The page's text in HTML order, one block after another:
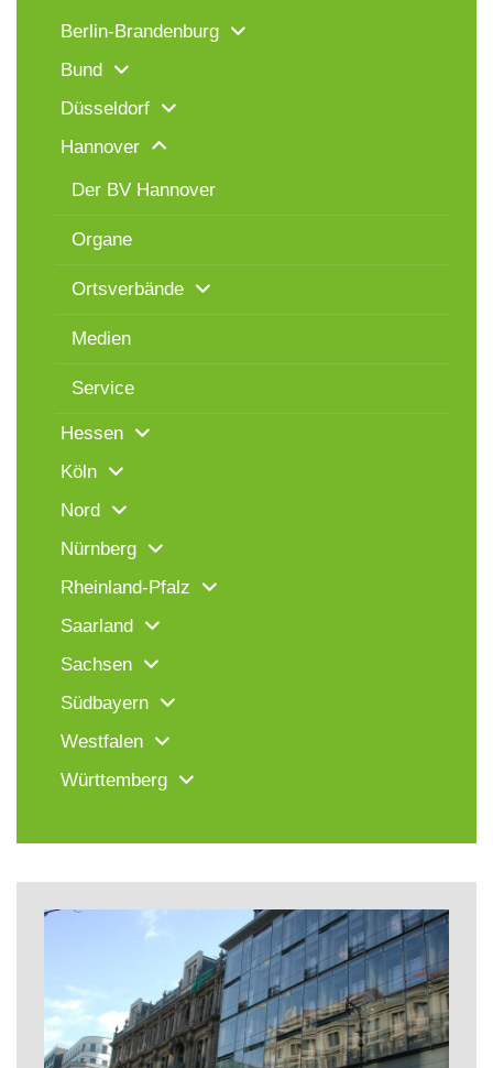
Berlin-Brandenburg
Bund
Düsseldorf
Hannover
Der BV Hannover
Organe
Ortsverbände
Medien
Service
Hessen
Köln
Nord
Nürnberg
Rheinland-Pfalz
Saarland
Sachsen
Südbayern
Westfalen
Württemberg